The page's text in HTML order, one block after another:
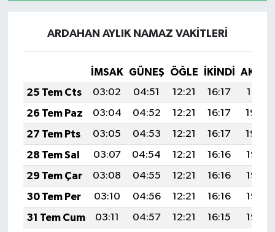
ARDAHAN AYLIK NAMAZ VAKITLERI
İMSAK GÜNEŞ ÖĞLE İKINDI
25 Tem Cts
03:02 04:51 12:21 16:17
19:41
26 Tem Paz
03:04 04:52 12:21 16:17
19:40
27 Tem Pts
03:05 04:53 12:21 16:17
19:39
28 Tem Sal
03:07 04:54 12:21 16:16
19:38
29 Tem Çar
03:08 04:55 12:21 16:16
19:37
30 Tem Per
03:10 04:56 12:21 16:16
19:36
31 Tem Cum
03:11 04:57 12:21 16:15
19:35